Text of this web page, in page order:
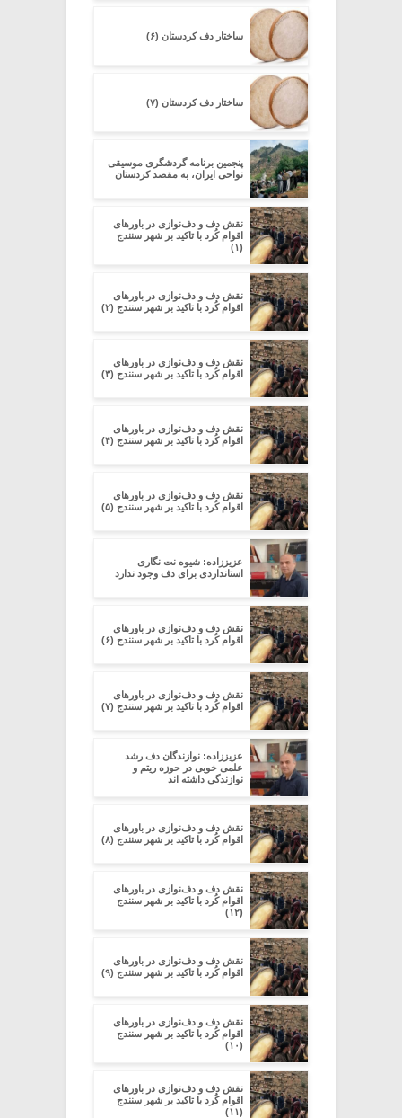
ساختار دف کردستان (۶)
ساختار دف کردستان (۷)
پنجمین برنامه گردشگری موسیقی
نواحی ایران، به مقصد کردستان
نقش دف و دف‌نوازی در باورهای
اقوام کُرد با تاکید بر شهر سنندج
(۱)
نقش دف و دف‌نوازی در باورهای
اقوام کُرد با تاکید بر شهر سنندج (۲)
نقش دف و دف‌نوازی در باورهای
اقوام کُرد با تاکید بر شهر سنندج (۳)
نقش دف و دف‌نوازی در باورهای
اقوام کُرد با تاکید بر شهر سنندج (۴)
نقش دف و دف‌نوازی در باورهای
اقوام کُرد با تاکید بر شهر سنندج (۵)
عزیززاده: شیوه نت نگاری
استانداردی برای دف وجود ندارد
نقش دف و دف‌نوازی در باورهای
اقوام کُرد با تاکید بر شهر سنندج (۶)
نقش دف و دف‌نوازی در باورهای
اقوام کُرد با تاکید بر شهر سنندج (۷)
عزیززاده: نوازندگان دف رشد
علمی خوبی در حوزه ریتم و
نوازندگی داشته اند
نقش دف و دف‌نوازی در باورهای
اقوام کُرد با تاکید بر شهر سنندج (۸)
نقش دف و دف‌نوازی در باورهای
اقوام کُرد با تاکید بر شهر سنندج
(۱۲)
نقش دف و دف‌نوازی در باورهای
اقوام کُرد با تاکید بر شهر سنندج (۹)
نقش دف و دف‌نوازی در باورهای
اقوام کُرد با تاکید بر شهر سنندج
(۱۰)
نقش دف و دف‌نوازی در باورهای
اقوام کُرد با تاکید بر شهر سنندج
(۱۱)